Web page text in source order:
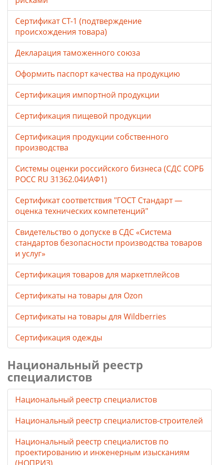
Сертификат СТ-1 (подтверждение
происхождения товара)
Декларация таможенного союза
Оформить паспорт качества на продукцию
Сертификация импортной продукции
Сертификация пищевой продукции
Сертификация продукции собственного
производства
Системы оценки российского бизнеса (СДС СОРБ
РОСС RU 31362.04ИАФ1)
Сертификат соответствия "ГОСТ Стандарт —
оценка технических компетенций"
Свидетельство о допуске в СДС «Система
стандартов безопасности производства товаров
и услуг»
Сертификация товаров для маркетплейсов
Cертификаты на товары для Ozon
Cертификаты на товары для Wildberries
Сертификация одежды
Национальный реестр
специалистов
Национальный реестр специалистов
Национальный реестр специалистов-строителей
Национальный реестр специалистов по
проектированию и инженерным изысканиям